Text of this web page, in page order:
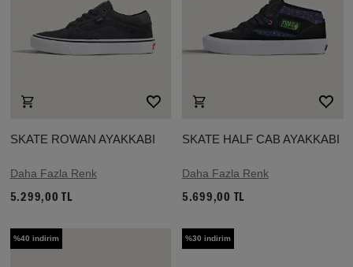
SKATE ROWAN AYAKKABI
Daha Fazla Renk
5.299,00 TL
SKATE HALF CAB AYAKKABI
Daha Fazla Renk
5.699,00 TL
%40 indirim %30 indirim